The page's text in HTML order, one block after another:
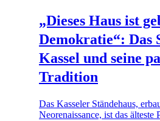
„Dieses Haus ist
Demokratie“: Das
Kassel und seine
Tradition
Das Kasseler Ständehaus,
Neorenaissance, ist das älteste